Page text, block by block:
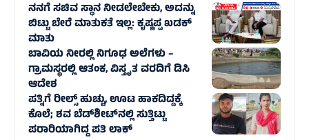
ನನಗೆ ಸಚಿವ ಸ್ಥಾನ ನೀಡಲೇಬೇಕು, ಅದನ್ನು
ಬಿಟ್ಟು ಬೇರೆ ಮಾತುಕತೆ ಇಲ್ಲ: ಕೃಷ್ಣಪ್ಪ ಖಡಕ್‌
ಮಾತು
ಬಾವಿಯ ನೀರಲ್ಲಿ ನಿಗೂಢ ಅಲೆಗಳು –
ಗ್ರಾಮಸ್ಥರಲ್ಲಿ ಆತಂಕ, ವಿಸ್ತೃತ ವರದಿಗೆ ಡಿಸಿ
ಆದೇಶ
ಪತ್ನಿಗೆ ರೀಲ್ಸ್ ಹುಚ್ಚು, ಊಟ ಹಾಕದಿದ್ದಕ್ಕೆ
ಕೊಲೆ; ಶವ ಬೆಡ್‌ಶೀಟ್‌ನಲ್ಲಿ ಸುತ್ತಿಟ್ಟು
ಪರಾರಿಯಾಗಿದ್ದ ಪತಿ ಲಾಕ್‌